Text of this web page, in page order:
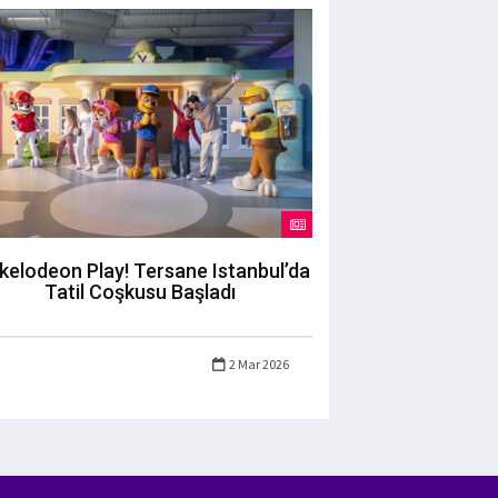
Play! Tersane Istanbul’da
Tatil Coşkusu Başladı
2 Mar 2026